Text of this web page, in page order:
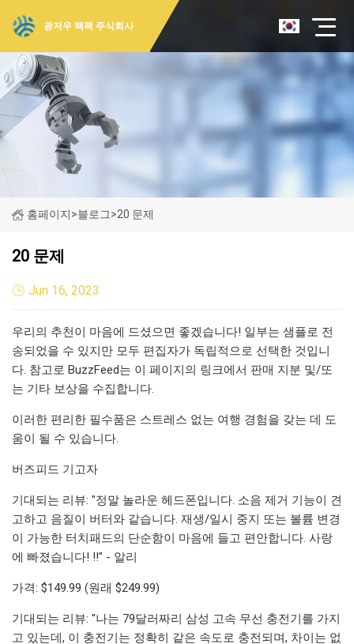
광저우 백팩 주식회사
홈페이지>블로그>20 문제
20 문제
Jun 16, 2023
우리의 추천이 마음에 드셨으면 좋겠습니다! 일부는 샘플로 전
송되었을 수 있지만 모두 편집자가 독립적으로 선택한 것입니
다. 참고로 BuzzFeed는 이 페이지의 링크에서 판매 지분 및/또
는 기타 보상을 수집합니다.
이러한 편리한 필수품은 스트레스 없는 여행 경험을 갖는 데 도
움이 될 수 있습니다.
버즈피드 기고자
기대되는 리뷰: "정말 놀라운 헤드폰입니다. 소음 제거 기능이 견
고하고 음질이 버터와 같습니다. 재생/일시 중지 또는 볼륨 변경
이 가능한 터치패드의 단순함이 마음에 들고 편안합니다. 사랑
에 빠졌습니다! !!" - 알리
가격: $149.99 (원래 $249.99)
기대되는 리뷰: "나는 79달러짜리 삼성 고속 무선 충전기를 가지
고 있는데, 이 충전기는 정확히 같은 속도로 충전되며, 차이는 없